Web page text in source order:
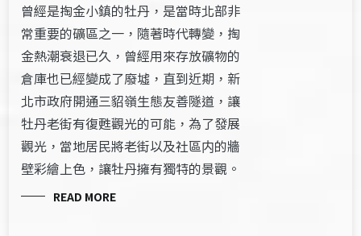
曾經是掏金小鎮的牡丹，是當時北部非
常重要的礦區之一，隨著時代轉變，掏
金熱潮衰退已久，曾經用來存放礦物的
倉庫也已經變成了廢墟，直到近期，新
北市政府開通三貂嶺生態友善隧道，讓
牡丹老街有復甦觀光的可能，為了發展
觀光，當地居民將老街以及社區内的牆
壁彩繪上色，讓牡丹擁有獨特的景觀。
READ MORE